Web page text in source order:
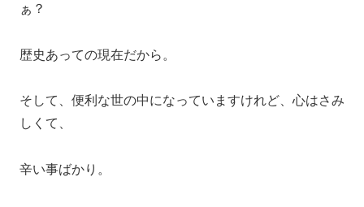
ぁ？
歴史あっての現在だから。
そして、便利な世の中になっていますけれど、心はさみ
しくて、
辛い事ばかり。